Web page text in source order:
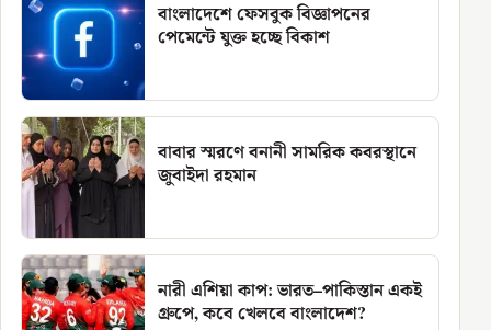
বাংলাদেশে ফেসবুক বিজ্ঞাপনের
পেমেন্টে যুক্ত হচ্ছে বিকাশ
বাবার স্মরণে বনানী সামরিক কবরস্থানে
জুবাইদা রহমান
নারী এশিয়া কাপ: ভারত–পাকিস্তান একই
গ্রুপে, কবে খেলবে বাংলাদেশ?